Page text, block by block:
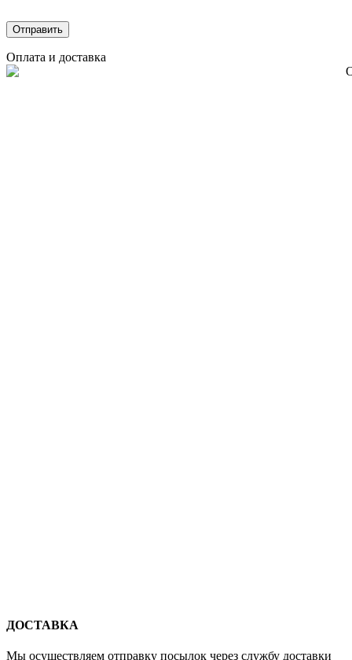
Оплата и доставка
ДОСТАВКА
Мы осуществляем отправку посылок через службу доставки